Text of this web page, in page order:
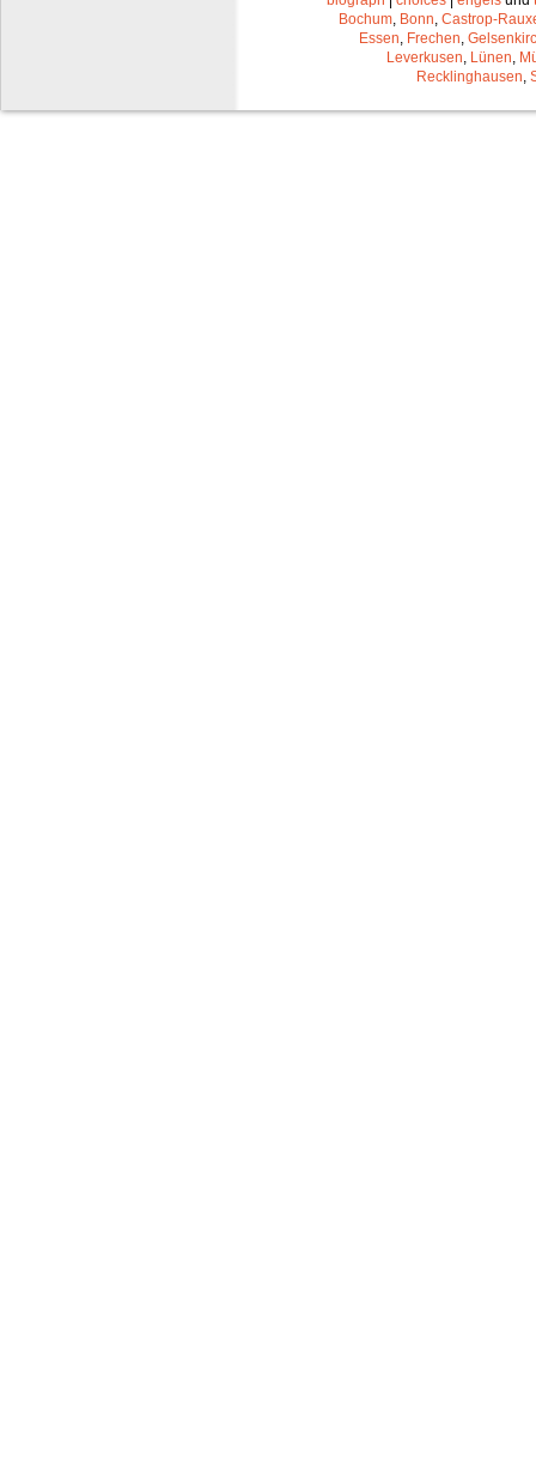
Bochum, Bonn, Castrop-
Essen, Frechen,
Leverkusen, Lünen,
Recklinghausen,